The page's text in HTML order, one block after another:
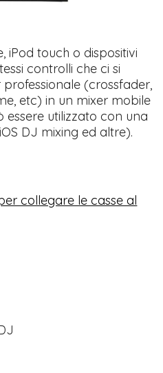
iPod touch o dispositivi
controlli che ci si
(crossfader,
etc) in un mixer mobile
utilizzato con una
DJ mixing ed altre).
collegare le casse al